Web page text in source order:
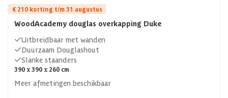
€ 210 korting t/m 31 augustus
WoodAcademy douglas overkapping Duke
Uitbreidbaar met wanden
Duurzaam Douglashout
Slanke staanders
390 x 390 x 260 cm
Meer afmetingen beschikbaar